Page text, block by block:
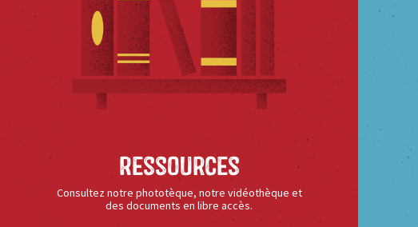
Ressources
Consultez notre phototèque, notre vidéothèque et
des documents en libre accès.